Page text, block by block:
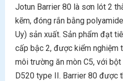
Jotun Barrier 80 là sơn lót 2
kẽm, đóng rắn bằng
Uy) sản xuất. Sản phẩm đạt
cấp bậc 2, được kiểm nghiệm
môi trường ăn mòn C5, với
D520 type II. Barrier 80 được